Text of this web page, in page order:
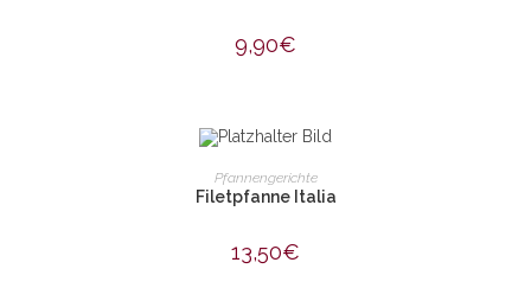
9,90€
IN DEN WARENKORB
Pfannengerichte
Filetpfanne Italia
13,50€